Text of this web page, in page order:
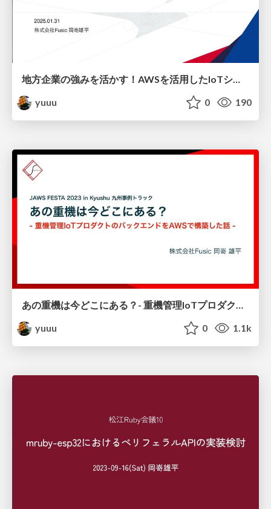
地方企業の強みを活かす！AWSを活用したIoTシステムの開発事例とその裏側
yuuu
0 190
あの重機は今どこにある？- 重機管理IoTプロダクトのバックエンドをAWSで構築した話 -
yuuu
0 1.1k